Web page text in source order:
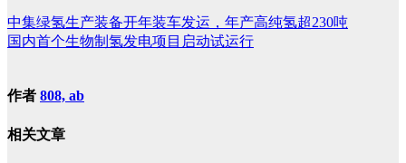
中集绿氢生产装备开年装车发运，年产高纯氢超230吨
国内首个生物制氢发电项目启动试运行
作者 808, ab
相关文章